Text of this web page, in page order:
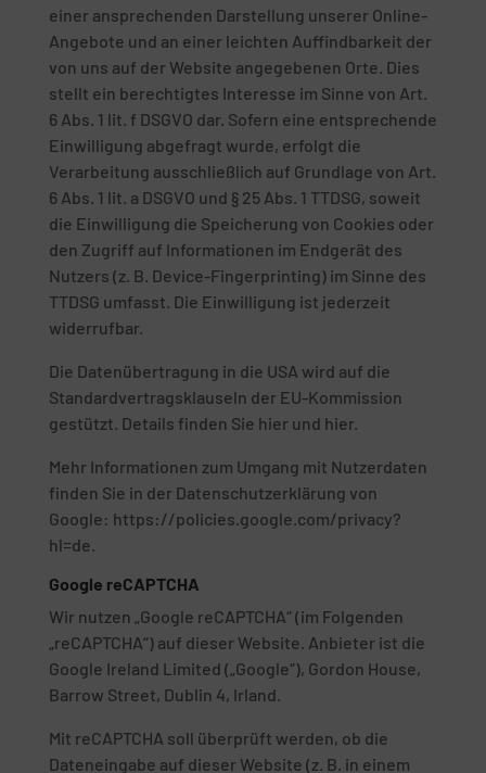
einer ansprechenden Darstellung unserer Online-
Angebote und an einer leichten Auffindbarkeit der
von uns auf der Website angegebenen Orte. Dies
stellt ein berechtigtes Interesse im Sinne von Art.
6 Abs. 1 lit. f DSGVO dar. Sofern eine entsprechende
Einwilligung abgefragt wurde, erfolgt die
Verarbeitung ausschließlich auf Grundlage von Art.
6 Abs. 1 lit. a DSGVO und § 25 Abs. 1 TTDSG, soweit
die Einwilligung die Speicherung von Cookies oder
den Zugriff auf Informationen im Endgerät des
Nutzers (z. B. Device-Fingerprinting) im Sinne des
TTDSG umfasst. Die Einwilligung ist jederzeit
widerrufbar.
Die Datenübertragung in die USA wird auf die
Standardvertragsklauseln der EU-Kommission
gestützt. Details finden Sie hier und hier.
Mehr Informationen zum Umgang mit Nutzerdaten
finden Sie in der Datenschutzerklärung von
Google: https://policies.google.com/privacy?
hl=de.
Google reCAPTCHA
Wir nutzen „Google reCAPTCHA“ (im Folgenden
„reCAPTCHA“) auf dieser Website. Anbieter ist die
Google Ireland Limited („Google“), Gordon House,
Barrow Street, Dublin 4, Irland.
Mit reCAPTCHA soll überprüft werden, ob die
Dateneingabe auf dieser Website (z. B. in einem